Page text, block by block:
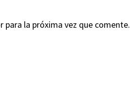
para la próxima vez que comente.